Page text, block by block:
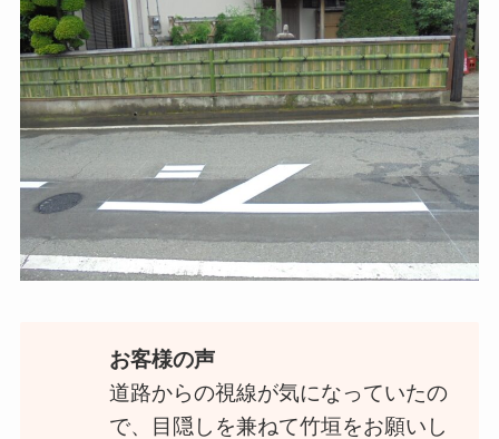
お客様の声
道路からの視線が気になっていたの
で、目隠しを兼ねて竹垣をお願いし